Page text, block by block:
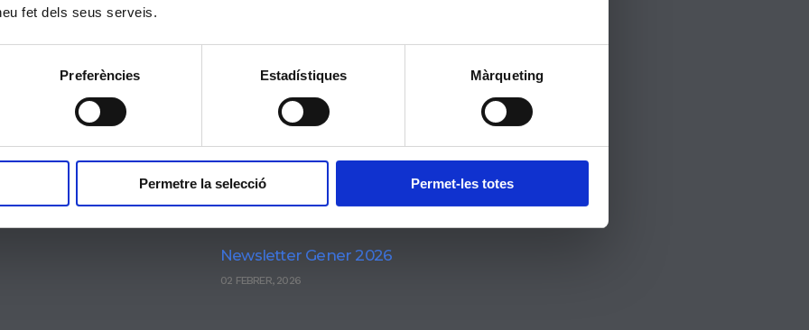
fet dels seus serveis.
Preferències Estadístiques Màrqueting
Permetre la selecció Permet-les totes
Cristiana
ESOL
Newsletter Abril 2026
18 MAIG, 2026
27 MARÇ, 2026
Newsletter Febrer 2026
Newsletter Gener 2026
02 FEBRER, 2026